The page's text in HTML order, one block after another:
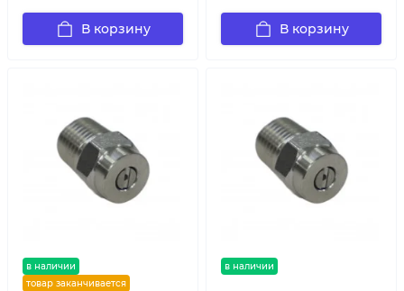
В корзину В корзину
в наличии
товар заканчивается
в наличии